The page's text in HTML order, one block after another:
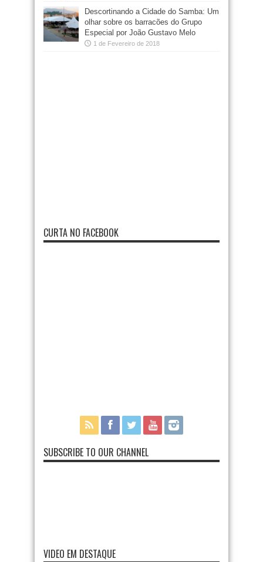
Descortinando a Cidade do Samba: Um
olhar sobre os barracões do Grupo
Especial por João Gustavo Melo
1 de Fevereiro de 2018
CURTA NO FACEBOOK
SUBSCRIBE TO OUR CHANNEL
VIDEO EM DESTAQUE